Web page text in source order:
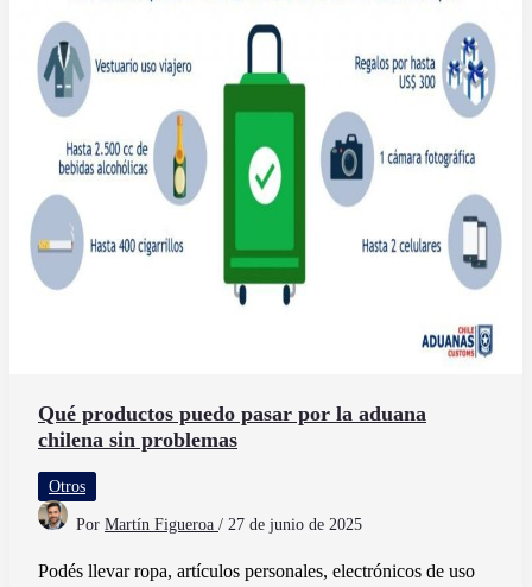
moda
y
cómodas
Qué productos puedo pasar por la aduana
chilena sin problemas
Otros
Por Martín Figueroa / 27 de junio de 2025
Podés llevar ropa, artículos personales, electrónicos de uso